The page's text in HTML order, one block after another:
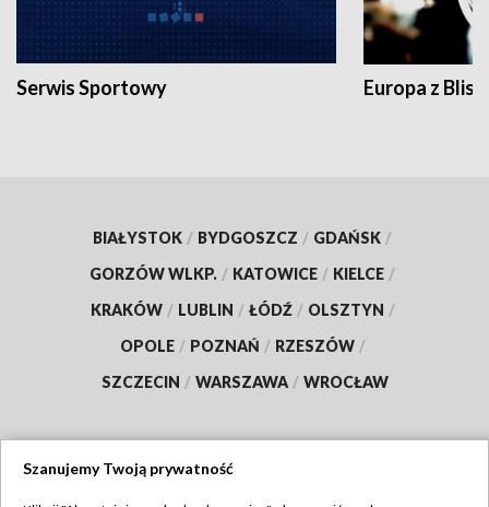
Serwis Sportowy Europa z
BIAŁYSTOK / BYDGOSZCZ / GDAŃSK /
GORZÓW WLKP. / KATOWICE / KIELCE /
KRAKÓW / LUBLIN / ŁÓDŹ / OLSZTYN /
OPOLE / POZNAŃ / RZESZÓW /
SZCZECIN / WARSZAWA / WROCŁAW
Szanujemy Twoją prywatność